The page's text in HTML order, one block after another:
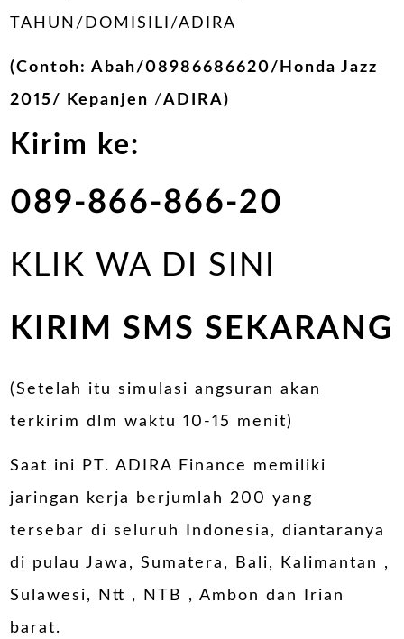
TAHUN/DOMISILI/ADIRA
(Contoh: Abah/08986686620/Honda Jazz
2015/
Kepanjen /ADIRA)
Kirim ke:
089-866-866-20
KLIK WA DI SINI
KIRIM SMS SEKARANG
(Setelah itu simulasi angsuran akan
terkirim dlm waktu 10-15 menit)
Saat ini PT. ADIRA Finance memiliki
jaringan kerja berjumlah 200 yang
tersebar di seluruh Indonesia, diantaranya
di pulau Jawa, Sumatera, Bali, Kalimantan ,
Sulawesi, Ntt , NTB , Ambon dan Irian
barat.